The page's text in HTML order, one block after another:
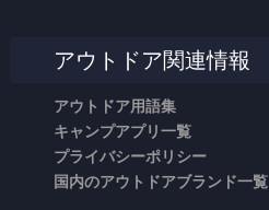
アウトドア関連情報
アウトドア用語集
キャンプアプリ一覧
プライバシーポリシー
国内のアウトドアブランド一覧